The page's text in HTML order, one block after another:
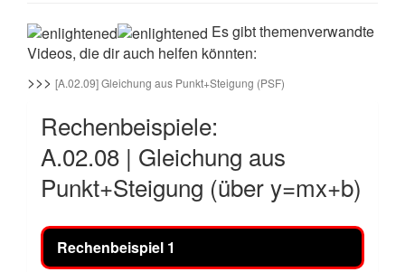
Es gibt themenverwandte
Videos, die dir auch helfen könnten:
>>> [A.02.09] Gleichung aus Punkt+Steigung (PSF)
Rechenbeispiele:
A.02.08 | Gleichung aus
Punkt+Steigung (über y=mx+b)
Rechenbeispiel 1